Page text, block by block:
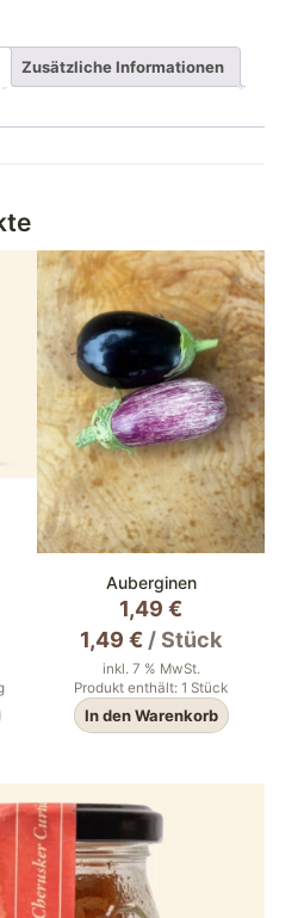
Zusätzliche Informationen
Auberginen
1,49 €
1,49 € /Stück
inkl. 7 % MwSt.
Produkt enthält: 1 Stück
In den Warenkorb